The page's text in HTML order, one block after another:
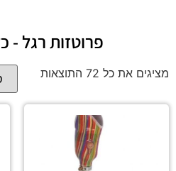
פרוטזות רגל -
מציגים את כל ⁦72⁩ התוצאות